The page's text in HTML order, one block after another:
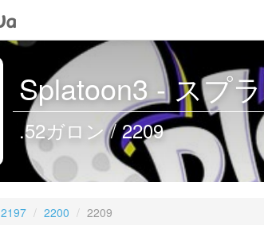
Splatoon3 - スプ
.52ガロン / 2209
2197 2200 2209